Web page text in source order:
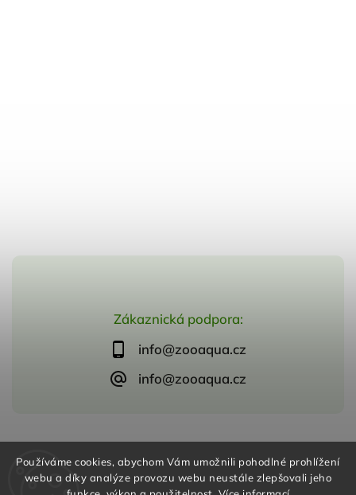
Používáme cookies, abychom Vám umožnili pohodlné prohlížení
webu a díky analýze provozu webu neustále zlepšovali jeho
Zákaznická podpora:
info@zooaqua.cz
info@zooaqua.cz
VytvořilShoptet | DesignShoptak.cz